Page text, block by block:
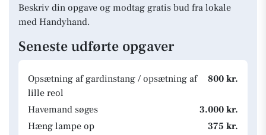
Beskriv din opgave og modtag gratis bud fra lokale
med Handyhand.
Seneste udførte opgaver
Opsætning af gardinstang / opsætning af
lille reol
800 kr.
Havemand søges
3.000 kr.
Hæng lampe op
375 kr.